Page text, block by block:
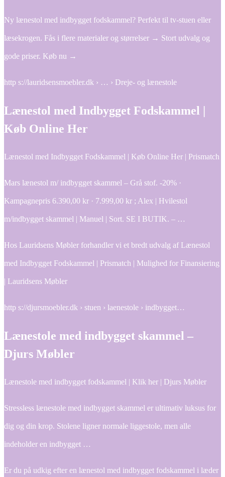
Ny lænestol med indbygget fodskammel? Perfekt til tv-stuen eller
læsekrogen. Fås i flere materialer og størrelser → Stort udvalg og
gode priser. Køb nu →
http s://lauridsensmoebler.dk › … › Dreje- og lænestole
Lænestol med Indbygget Fodskammel |
Køb Online Her
Lænestol med Indbygget Fodskammel | Køb Online Her | Prismatch
Mars lænestol m/ indbygget skammel – Grå stof. -20% ·
Kampagnepris 6.390,00 kr · 7.999,00 kr ; Alex | Hvilestol
m/indbygget skammel | Manuel | Sort. SE I BUTIK. – …
Hos Lauridsens Møbler forhandler vi et bredt udvalg af Lænestol
med Indbygget Fodskammel | Prismatch | Mulighed for Finansiering
| Lauridsens Møbler
http s://djursmoebler.dk › stuen › laenestole › indbygget…
Lænestole med indbygget skammel –
Djurs Møbler
Lænestole med indbygget fodskammel | Klik her | Djurs Møbler
Stressless lænestole med indbygget skammel er ultimativ luksus for
dig og din krop. Stolene ligner normale liggestole, men alle
indeholder en indbygget …
Er du på udkig efter en lænestol med indbygget fodskammel i læder